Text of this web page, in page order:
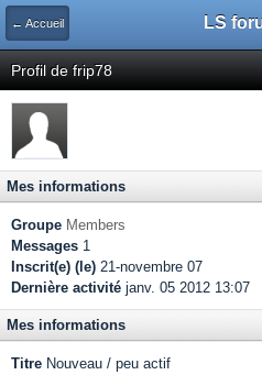
← Accueil LS
Profil de frip78
Mes informations
Groupe Members
Messages 1
Inscrit(e) (le) 21-novembre 07
Dernière activité janv. 05 2012 13:07
Mes informations
Titre Nouveau / peu actif